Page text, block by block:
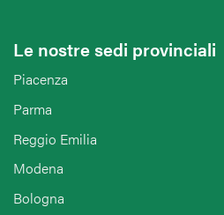
Le nostre sedi provinciali
Piacenza
Parma
Reggio Emilia
Modena
Bologna